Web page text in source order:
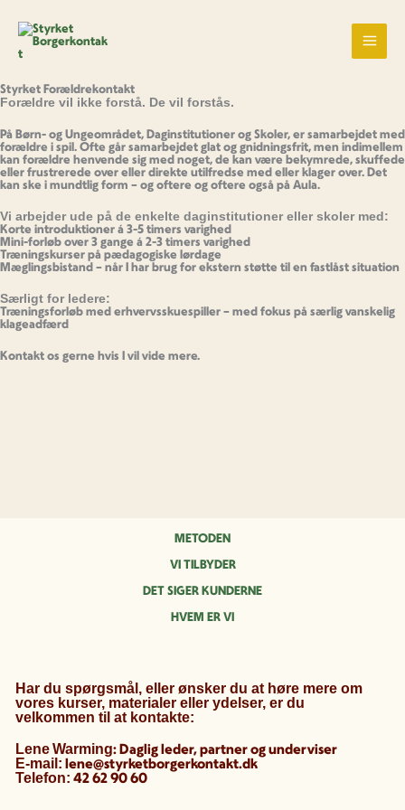
indholdet
Styrket Forældrekontakt
Forældre vil ikke forstå. De vil forstås.
På Børn- og Ungeområdet, Daginstitutioner og Skoler, er samarbejdet med
forældre i spil. Ofte går samarbejdet glat og gnidningsfrit, men indimellem
kan forældre henvende sig med noget, de kan være bekymrede, skuffede
eller frustrerede over eller direkte utilfredse med eller klager over. Det
kan ske i mundtlig form – og oftere og oftere også på Aula.
Vi arbejder ude på de enkelte daginstitutioner eller skoler med:
Korte introduktioner á 3-5 timers varighed
Mini-forløb over 3 gange á 2-3 timers varighed
Træningskurser på pædagogiske lørdage
Mæglingsbistand – når I har brug for ekstern støtte til en fastlåst situation
Særligt for ledere:
Træningsforløb med erhvervsskuespiller – med fokus på særlig vanskelig
klageadfærd
Kontakt os gerne hvis I vil vide mere.
METODEN
VI TILBYDER
DET SIGER KUNDERNE
HVEM ER VI
Har du spørgsmål, eller ønsker du at høre mere om
vores kurser, materialer eller ydelser, er du
velkommen til at kontakte:
LeneWarming: Daglig leder, partner og underviser
E-mail: lene@styrketborgerkontakt.dk
Telefon: 42 62 90 60